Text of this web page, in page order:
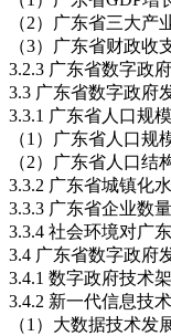
（2）广东省三大产
（3）广东省财政收
3.2.3 广东省数字政
3.3 广东省数字政府
3.3.1 广东省人口规
（1）广东省人口规
（2）广东省人口结
3.3.2 广东省城镇化
3.3.3 广东省企业数
3.3.4 社会环境对广
3.4 广东省数字政府
3.4.1 数字政府技术
3.4.2 新一代信息技
（1）大数据技术发